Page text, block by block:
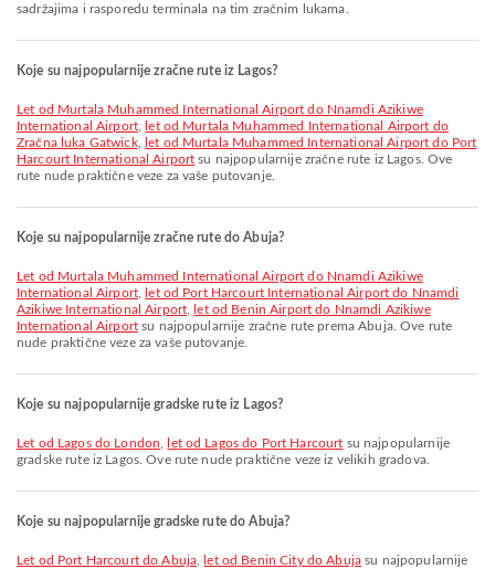
sadržajima i rasporedu terminala na tim zračnim lukama.
Koje su najpopularnije zračne rute iz Lagos?
let od Murtala Muhammed International Airport do Nnamdi Azikiwe
International Airport,
let od Murtala Muhammed International Airport do
Zračna luka Gatwick,
let od Murtala Muhammed International Airport do Port
Harcourt International Airport su najpopularnije zračne rute iz Lagos. Ove
rute nude praktične veze za vaše putovanje.
Koje su najpopularnije zračne rute do Abuja?
let od Murtala Muhammed International Airport do Nnamdi Azikiwe
International Airport,
let od Port Harcourt International Airport do Nnamdi
Azikiwe International Airport
let od Benin Airport do Nnamdi Azikiwe
International Airportsu najpopularnije zračne rute prema Abuja. Ove rute
nude praktične veze za vaše putovanje.
Koje su najpopularnije gradske rute iz Lagos?
let od Lagos do London let od Lagos do Port Harcourt su najpopularnije
gradske rute iz Lagos. Ove rute nude praktične veze iz velikih gradova.
Koje su najpopularnije gradske rute do Abuja?
let od Port Harcourt do Abuja let od Benin City do Abujasu najpopularnije